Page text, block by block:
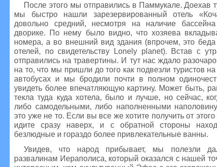
После этого мы отправились в Паммукале. Доехав
мы быстро нашли зарезервированный отель
довольно средний, несмотря на наличие
дворике. По нему было видно, что хозяева
номера, а во внешний вид здания (впрочем, это беда
отелей, по свидетельству Lonely planet). Встав с
отправились на травертины. И тут нас ждало
на то, что мы пришли до того как подвезли туристов
автобусах и мы бродили почти в полном
увидеть более впечатляющую картину. Может быть,
текла туда куда хотела, было и лучше, но сейчас,
либо самодельными, либо наполненными
это уже не то. Если вы все же хотите получить от этого
идите сразу наверх, и с обратной стороны
безлюдные и гораздо более привлекательные ванны.
Увидев, что народ прибывает, мы полезли
развалинам Иераполиса, который оказался с нашей